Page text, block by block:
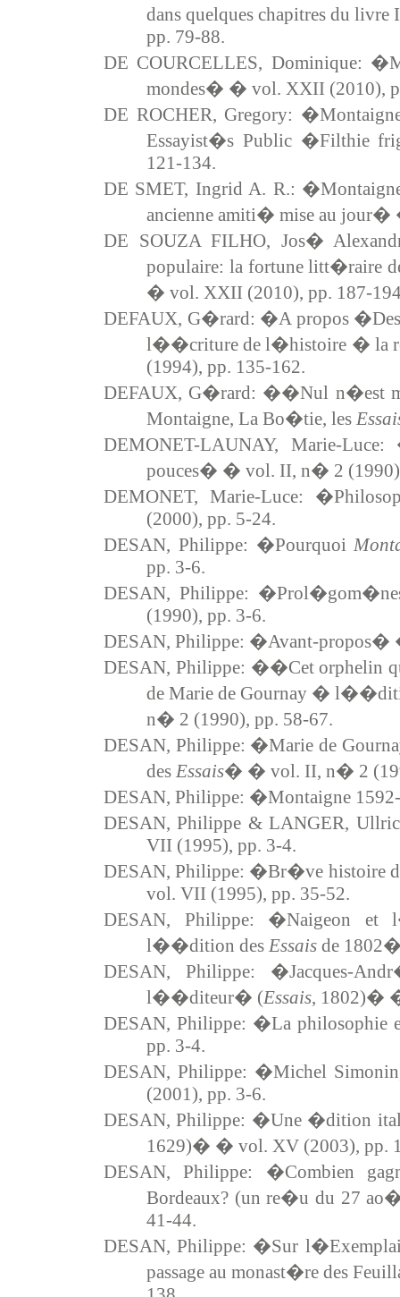
dans quelques chapitres du livre
pp. 79-88.
DE COURCELLES, Dominique:
mondes� � vol. XXII (2010),
DE ROCHER, Gregory:
Essayist�s Public �Filthie
121-134.
DE SMET, Ingrid A. R.:
ancienne amiti� mise au
DE SOUZA FILHO, Jos�
populaire: la fortune litt�raire
� vol. XXII (2010), pp. 187-
DEFAUX, G�rard: �A propos
l��criture de l�histoire � la
(1994), pp. 135-162.
DEFAUX, G�rard: ��Nul n�est
Montaigne, La Bo�tie, les
DEMONET-LAUNAY, Marie-
pouces� � vol. II, n� 2
DEMONET, Marie-Luce:
(2000), pp. 5-24.
DESAN, Philippe: �Pourquoi
pp. 3-6.
DESAN, Philippe:
(1990), pp. 3-6.
DESAN, Philippe: �Avant-
DESAN, Philippe: ��Cet orphelin
de Marie de Gournay �
n� 2 (1990), pp. 58-67.
DESAN, Philippe: �Marie de
des Essais� � vol. II, n� 2
DESAN, Philippe: �Montaigne
DESAN, Philippe & LANGER,
VII (1995), pp. 3-4.
DESAN, Philippe: �Br�ve histoire
vol. VII (1995), pp. 35-52.
DESAN, Philippe: �Naigeon et
l��dition des Essais de
DESAN, Philippe: �Jacques-
l��diteur� (Essais, 1802)�
DESAN, Philippe: �La
pp. 3-4.
DESAN, Philippe: �Michel
(2001), pp. 3-6.
DESAN, Philippe: �Une �dition
1629)� � vol. XV (2003), pp.
DESAN, Philippe: �Combien
Bordeaux? (un re�u du 27
41-44.
DESAN, Philippe: �Sur
passage au monast�re des